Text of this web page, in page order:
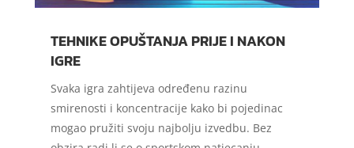
TEHNIKE OPUŠTANJA PRIJE I NAKON
IGRE
Svaka igra zahtijeva određenu razinu
smirenosti i koncentracije kako bi pojedinac
mogao pružiti svoju najbolju izvedbu. Bez